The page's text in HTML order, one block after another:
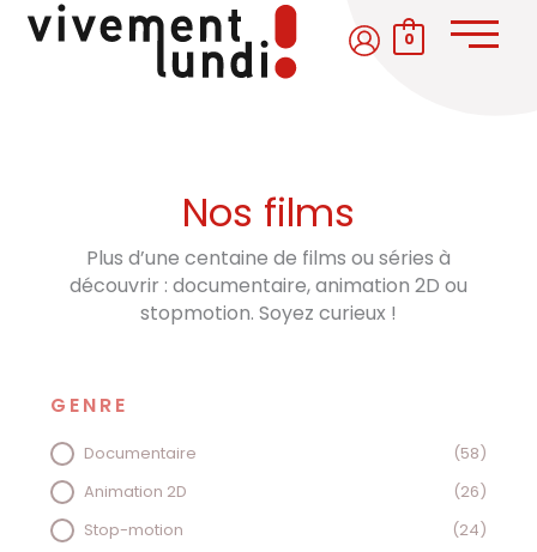
Aller
0
Nos films
Plus d’une centaine de films ou séries à
découvrir : documentaire, animation 2D ou
stopmotion. Soyez curieux !
GENRE
GENRE
Documentaire
(58)
Animation 2D
(26)
Stop-motion
(24)